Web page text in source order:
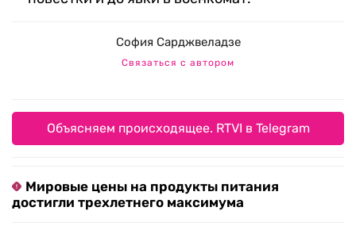
София Сарджвеладзе
Связаться с автором
Объясняем происходящее. RTVI в Telegram
Мировые цены на продукты питания
достигли трехлетнего максимума